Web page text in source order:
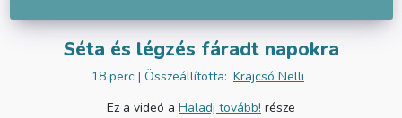
Séta és légzés fáradt napokra
18 perc | Összeállította: Krajcsó Nelli
Ez a videó a Haladj tovább! része